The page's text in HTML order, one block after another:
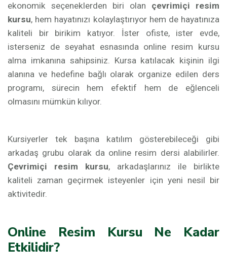
ekonomik seçeneklerden biri olan çevrimiçi resim
kursu, hem hayatınızı kolaylaştırıyor hem de hayatınıza
kaliteli bir birikim katıyor. İster ofiste, ister evde,
isterseniz de seyahat esnasında online resim kursu
alma imkanına sahipsiniz. Kursa katılacak kişinin ilgi
alanına ve hedefine bağlı olarak organize edilen ders
programı, sürecin hem efektif hem de eğlenceli
olmasını mümkün kılıyor.
Kursiyerler tek başına katılım gösterebileceği gibi
arkadaş grubu olarak da online resim dersi alabilirler.
Çevrimiçi resim kursu, arkadaşlarınız ile birlikte
kaliteli zaman geçirmek isteyenler için yeni nesil bir
aktivitedir.
Online Resim Kursu Ne Kadar
Etkilidir?